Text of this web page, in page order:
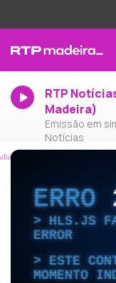
RTP
Madeira)
Emissão em
Notícias
ERRO
HLS.JS
ERROR
ESTE
MOMENTO